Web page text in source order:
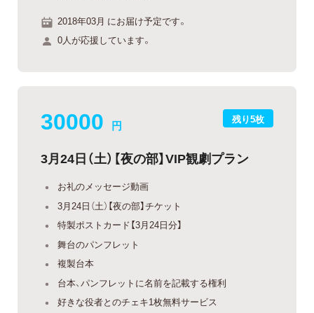
2018年03月 にお届け予定です。
0人が応援しています。
残り5枚
30000 円
3月24日（土）【夜の部】VIP観劇プラン
お礼のメッセージ動画
3月24日（土）【夜の部】チケット
特製ポストカード【3月24日分】
舞台のパンフレット
複製台本
台本、パンフレットに名前を記載する権利
好きな役者とのチェキ1枚無料サービス